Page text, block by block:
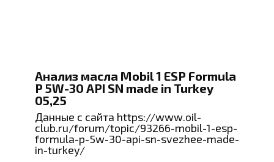
Анализ масла Mobil 1 ESP Formula
P 5W-30 API SN made in Turkey
05,25
Данные с сайта https://www.oil-
club.ru/forum/topic/93266-mobil-1-esp-
formula-p-5w-30-api-sn-svezhee-made-
in-turkey/